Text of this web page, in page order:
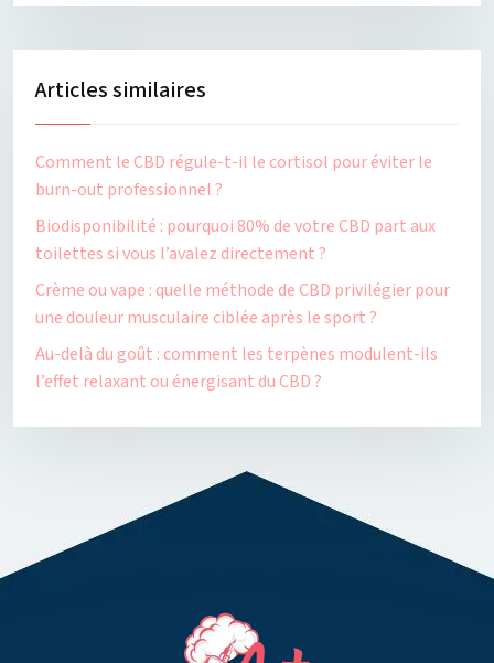
Articles similaires
Comment le CBD régule-t-il le cortisol pour éviter le
burn-out professionnel ?
Biodisponibilité : pourquoi 80% de votre CBD part aux
toilettes si vous l’avalez directement ?
Crème ou vape : quelle méthode de CBD privilégier pour
une douleur musculaire ciblée après le sport ?
Au-delà du goût : comment les terpènes modulent-ils
l’effet relaxant ou énergisant du CBD ?